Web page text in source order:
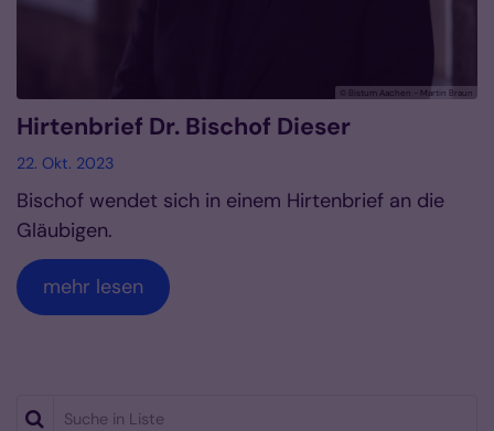
© Bistum Aachen - Martin Braun
Hirtenbrief Dr. Bischof Dieser
22. Okt. 2023
Bischof wendet sich in einem Hirtenbrief an die
Gläubigen.
mehr lesen
Suche in Liste